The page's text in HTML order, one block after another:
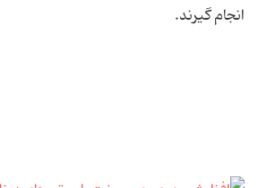
انجام گیرند.